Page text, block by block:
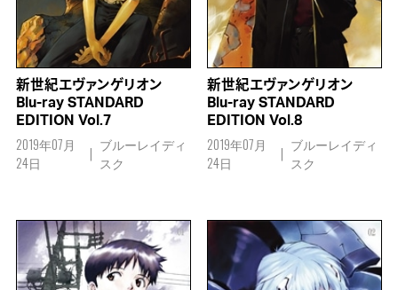
新世紀エヴァンゲリオン
Blu-ray STANDARD
EDITION Vol.7
2019年07月
24日
ブルーレイディ
スク
新世紀エヴァンゲリオン
Blu-ray STANDARD
EDITION Vol.8
2019年07月
24日
ブルーレイディ
スク